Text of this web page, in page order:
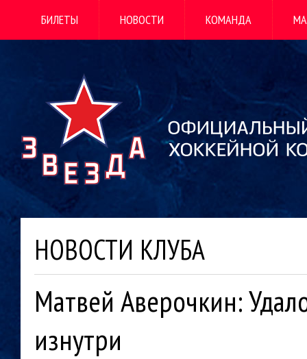
БИЛЕТЫ НОВОСТИ КОМАНДА
НОВОСТИ КЛУБА
Матвей Аверочкин:
изнутри